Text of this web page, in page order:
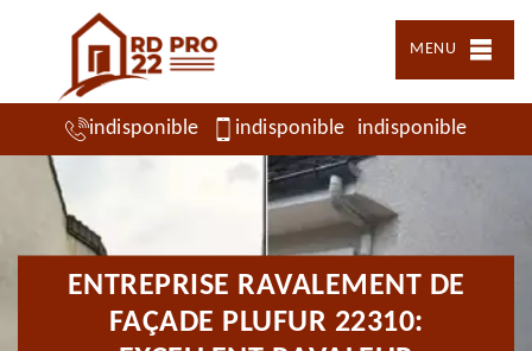
MENU
indisponible indisponible indisponible
ENTREPRISE RAVALEMENT DE
FAÇADE PLUFUR 22310: